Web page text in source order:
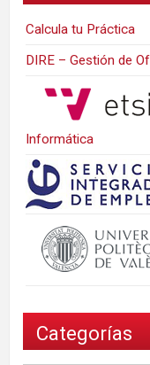
Calcula tu Práctica
DIRE – Gestión de
Informática
Categorías